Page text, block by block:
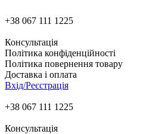
+38 067 111 1225
Консультація
Політика конфіденційності
Політика повернення товару
Доставка і оплата
Вхід/Реєстрація
+38 067 111 1225
Консультація